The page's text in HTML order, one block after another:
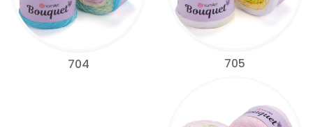
704 705